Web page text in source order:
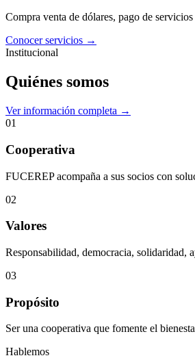
Compra venta de dólares, pago de
Conocer servicios →
Institucional
Quiénes somos
Ver información completa →
01
Cooperativa
FUCEREP acompaña a sus socios con
02
Valores
Responsabilidad, democracia, solidaridad,
03
Propósito
Ser una cooperativa que fomente el
Hablemos